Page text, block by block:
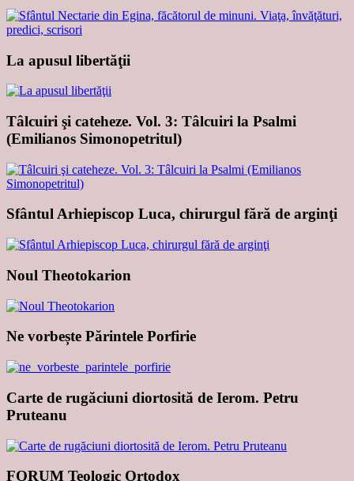
La apusul libertăţii
Tâlcuiri şi cateheze. Vol. 3: Tâlcuiri la Psalmi
(Emilianos Simonopetritul)
Sfântul Arhiepiscop Luca, chirurgul fără de arginţi
Noul Theotokarion
Ne vorbește Părintele Porfirie
Carte de rugăciuni diortosită de Ierom. Petru
Pruteanu
FORUM Teologic Ortodox